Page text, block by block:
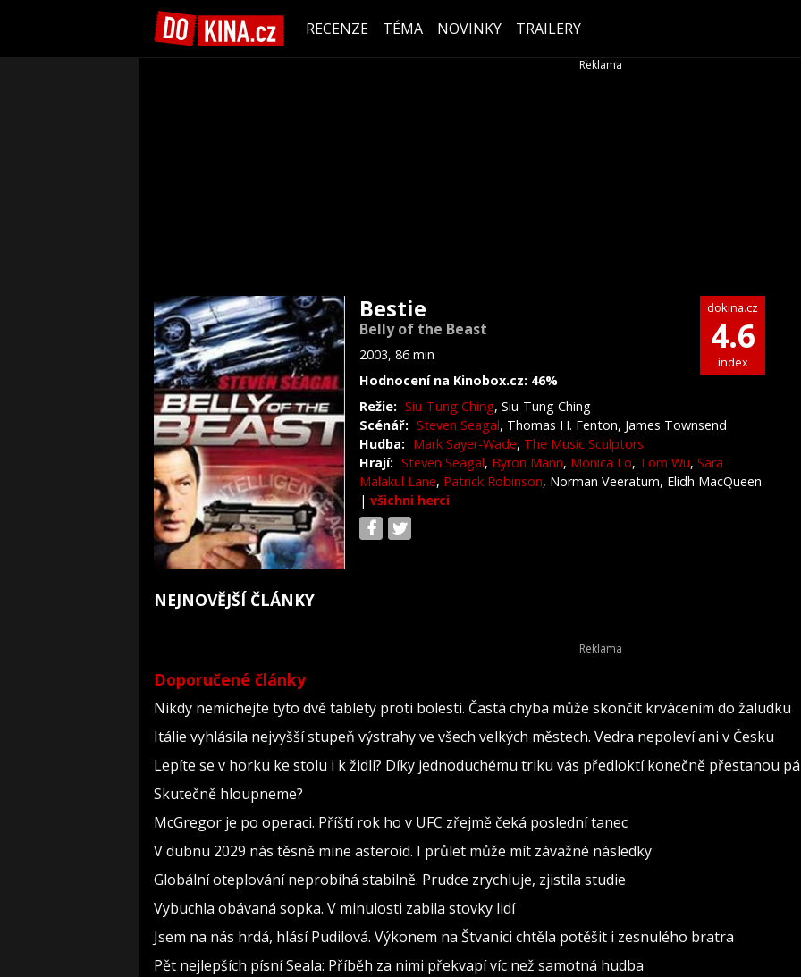
RECENZE TÉMA NOVINKY TRAILERY
Bestie
Belly of the Beast
2003, 86 min
Hodnocení na Kinobox.cz: 46%
dokina.cz
4.6
index
Režie: Siu-Tung Ching, Siu-Tung Ching
Scénář: Steven Seagal, Thomas H. Fenton, James Townsend
Hudba: Mark Sayer-Wade, The Music Sculptors
Hrají: Steven Seagal, Byron Mann, Monica Lo, Tom Wu, Sara
Malakul Lane, Patrick Robinson, Norman Veeratum, Elidh MacQueen
| všichni herci
NEJNOVĚJŠÍ ČLÁNKY
Doporučené články
Nikdy nemíchejte tyto dvě tablety proti bolesti. Častá chyba může skončit krvácením do žaludku
Itálie vyhlásila nejvyšší stupeň výstrahy ve všech velkých městech. Vedra nepoleví ani v Česku
Lepíte se v horku ke stolu i k židli? Díky jednoduchému triku vás předloktí konečně přestanou
Skutečně hloupneme?
McGregor je po operaci. Příští rok ho v UFC zřejmě čeká poslední tanec
V dubnu 2029 nás těsně mine asteroid. I průlet může mít závažné následky
Globální oteplování neprobíhá stabilně. Prudce zrychluje, zjistila studie
Vybuchla obávaná sopka. V minulosti zabila stovky lidí
Jsem na nás hrdá, hlásí Pudilová. Výkonem na Štvanici chtěla potěšit i zesnulého bratra
Pět nejlepších písní Seala: Příběh za nimi překvapí víc než samotná hudba